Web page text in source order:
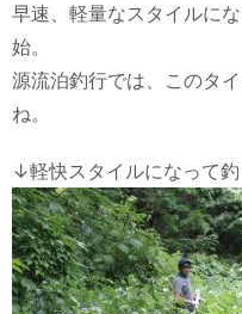
早速、軽量なスタイルに
始。
源流泊釣行では、このタ
ね。
↓軽快スタイルになって